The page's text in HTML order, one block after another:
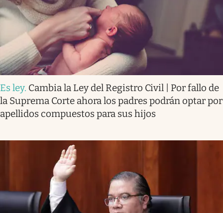
Es ley. Cambia la Ley del Registro Civil | Por fallo de
la Suprema Corte ahora los padres podrán optar por
apellidos compuestos para sus hijos